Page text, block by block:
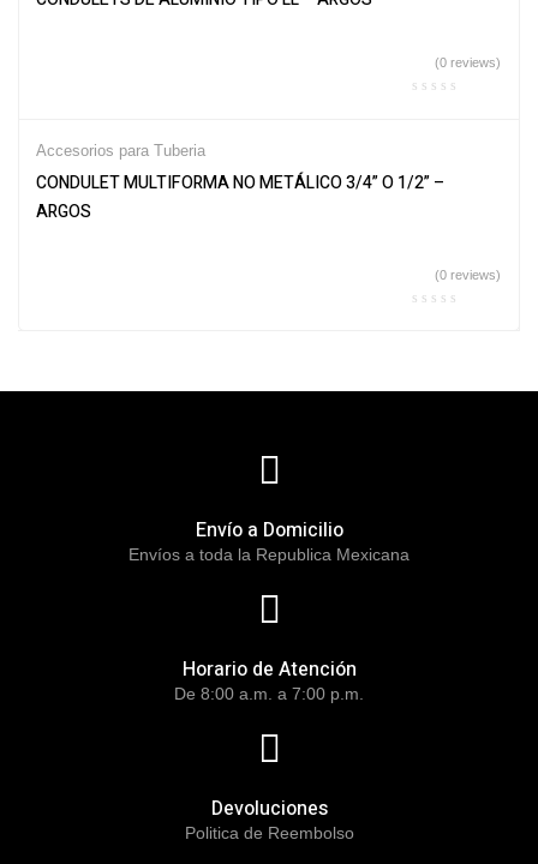
(0 reviews)
Accesorios para Tuberia
CONDULET MULTIFORMA NO METÁLICO 3/4” O 1/2” –
ARGOS
(0 reviews)
Envío a Domicilio
Envíos a toda la Republica Mexicana
Horario de Atención
De 8:00 a.m. a 7:00 p.m.
Devoluciones
Politica de Reembolso